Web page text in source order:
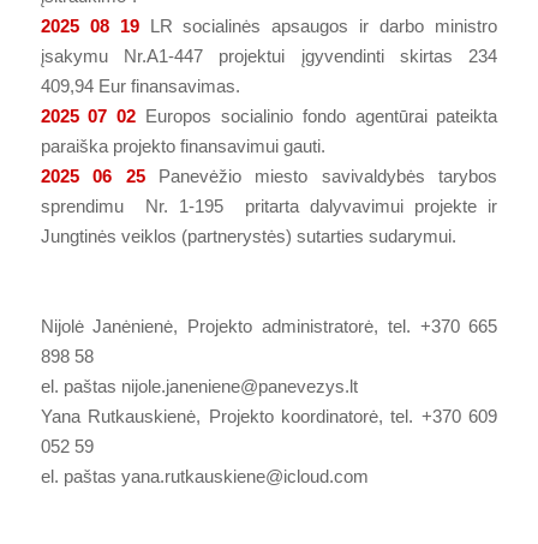
2025 08 19LR socialinės apsaugos ir darbo ministro
įsakymu Nr.A1-447 projektui įgyvendinti skirtas 234
409,94 Eur finansavimas.
2025 07 02 Europos socialinio fondo agentūrai pateikta
paraiška projekto finansavimui gauti.
2025 06 25Panevėžio miesto savivaldybės tarybos
sprendimu Nr. 1-195 pritarta dalyvavimui projekte ir
Jungtinės veiklos (partnerystės) sutarties sudarymui.
Nijolė Janėnienė, Projekto administratorė, tel. +370 665
898 58
el. paštas nijole.janeniene@panevezys.lt
Yana Rutkauskienė, Projekto koordinatorė, tel. +370 609
052 59
el. paštas yana.rutkauskiene@icloud.com